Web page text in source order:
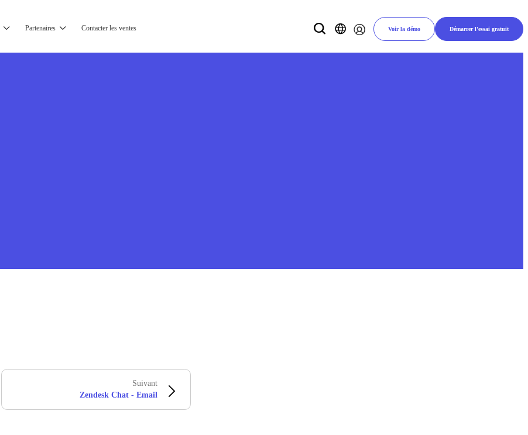
Partenaires Contacter les ventes Voir la démo Démarrer l'essai gratuit
Suivant
Zendesk Chat - Email